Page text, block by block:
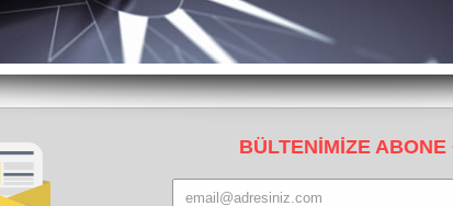
BÜLTENİMİZE ABONE